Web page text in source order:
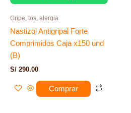
Gripe, tos, alergia
Nastizol Antigripal Forte
Comprimidos Caja x150 und
(B)
S/ 290.00
Comprar